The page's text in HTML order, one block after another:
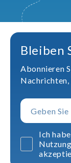
Bleiben
Abonnieren
Nachrichten,
Ich